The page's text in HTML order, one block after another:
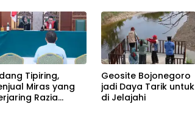
Tipiring,
Miras yang
Razia
Geosite Bojonegoro
jadi Daya Tarik untuk
di Jelajahi